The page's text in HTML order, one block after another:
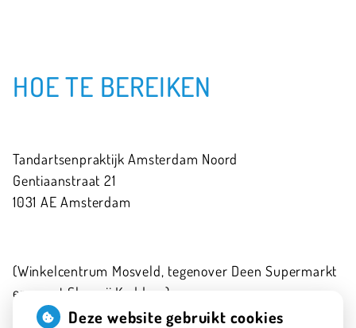
HOE TE BEREIKEN
Tandartsenpraktijk Amsterdam Noord
Gentiaanstraat21
1031 AE Amsterdam
(Winkelcentrum Mosveld, tegenover Deen Supermarkt
en naast Slagerij Kaddour)
020-6341575
Deze website gebruikt cookies